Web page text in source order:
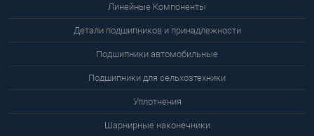
Линейные Компоненты
Детали подшипников и принадлежности
Подшипники автомобильные
Подшипники для сельхозтехники
Уплотнения
Шарнирные наконечники